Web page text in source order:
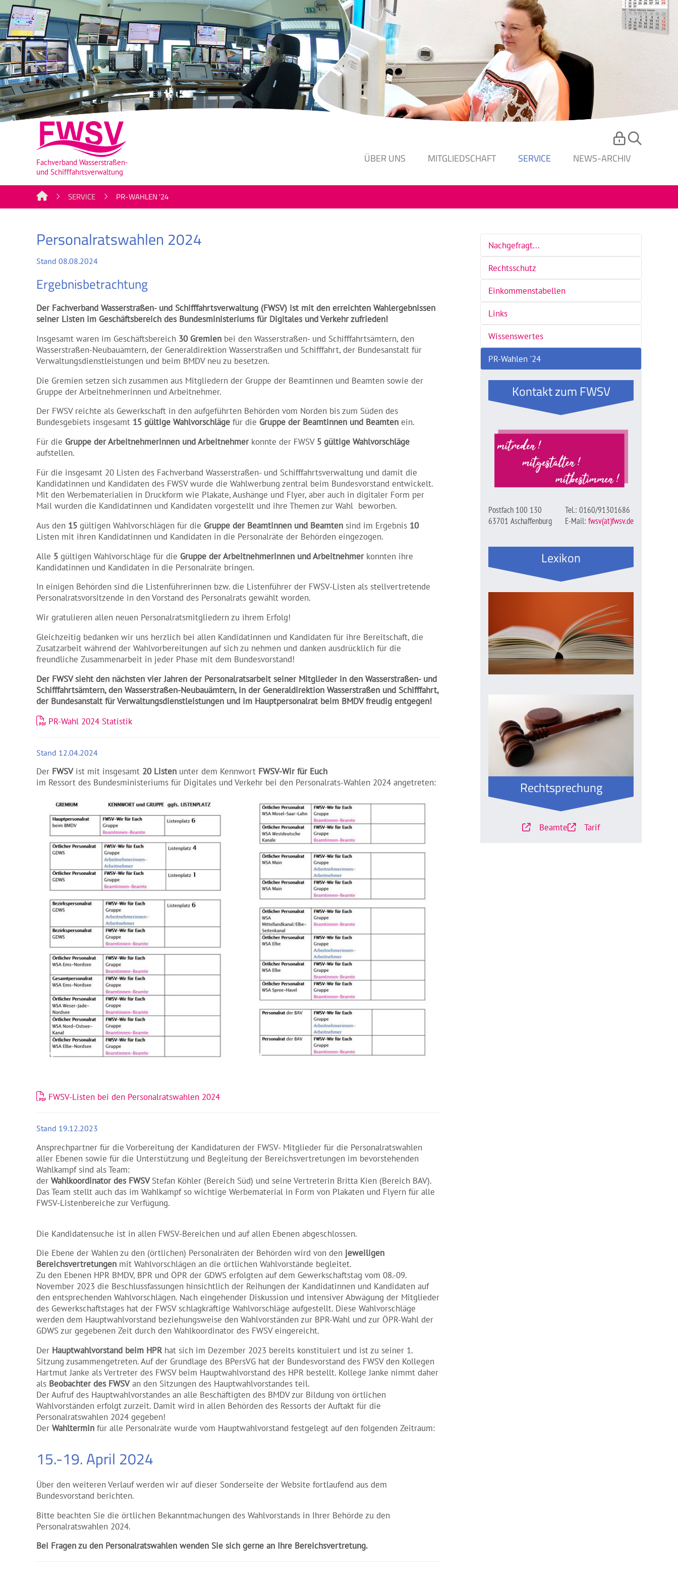
ÜBER UNS MITGLIEDSCHAFT SERVICE NEWS-ARCHIV
SERVICE PR-WAHLEN '24
Personalratswahlen 2024
Stand 08.08.2024
Ergebnisbetrachtung
Der Fachverband Wasserstraßen- und Schifffahrtsverwaltung (FWSV) ist mit den erreichten Wahlergebnissen
seiner Listen im Geschäftsbereich des Bundesministeriums für Digitales und Verkehr zufrieden!
Insgesamt waren im Geschäftsbereich 30 Gremien bei den Wasserstraßen- und Schifffahrtsämtern, den
Wasserstraßen-Neubauämtern, der Generaldirektion Wasserstraßen und Schifffahrt, der Bundesanstalt für
Verwaltungsdienstleistungen und beim BMDV neu zu besetzen.
Die Gremien setzen sich zusammen aus Mitgliedern der Gruppe der Beamtinnen und Beamten sowie der
Gruppe der Arbeitnehmerinnen und Arbeitnehmer.
Der FWSV reichte als Gewerkschaft in den aufgeführten Behörden vom Norden bis zum Süden des
Bundesgebiets insgesamt 15 gültige Wahlvorschläge für die Gruppe der Beamtinnen und Beamten ein.
Für die Gruppe der Arbeitnehmerinnen und Arbeitnehmerkonnte der FWSV 5 gültige Wahlvorschläge
aufstellen.
Für die insgesamt 20 Listen des Fachverband Wasserstraßen- und Schifffahrtsverwaltung und damit die
Kandidatinnen und Kandidaten des FWSV wurde die Wahlwerbung zentral beim Bundesvorstand entwickelt.
Mit den Werbematerialien in Druckform wie Plakate, Aushänge und Flyer, aber auch in digitaler Form per
Mail wurden die Kandidatinnen und Kandidaten vorgestellt und ihre Themen zur Wahl beworben.
Aus den 15 gültigen Wahlvorschlägen für die Gruppe der Beamtinnen und Beamten sind im Ergebnis 10
Listen mit ihren Kandidatinnen und Kandidaten in die Personalräte der Behörden eingezogen.
Alle 5 gültigen Wahlvorschläge für die Gruppe der Arbeitnehmerinnen und Arbeitnehmerkonnten ihre
Kandidatinnen und Kandidaten in die Personalräte bringen.
In einigen Behörden sind die Listenführerinnen bzw. die Listenführer der FWSV-Listen als stellvertretende
Personalratsvorsitzende in den Vorstand des Personalrats gewählt worden.
Wir gratulieren allen neuen Personalratsmitgliedern zu ihrem Erfolg!
Gleichzeitig bedanken wir uns herzlich bei allen Kandidatinnen und Kandidaten für ihre Bereitschaft, die
Zusatzarbeit während der Wahlvorbereitungen auf sich zu nehmen und danken ausdrücklich für die
freundliche Zusammenarbeit in jeder Phase mit dem Bundesvorstand!
Der FWSV sieht den nächsten vier Jahren der Personalratsarbeit seiner Mitglieder in den Wasserstraßen- und
Schifffahrtsämtern, den Wasserstraßen-Neubauämtern, in der Generaldirektion Wasserstraßen und Schifffahrt,
der Bundesanstalt für Verwaltungsdienstleistungen und im Hauptpersonalrat beim BMDV freudig entgegen!
PR-Wahl 2024 Statistik
Stand 12.04.2024
Der FWSVist mit insgesamt 20 Listen unter dem Kennwort FWSV-Wir für Euch
im Ressort des Bundesministeriums für Digitales und Verkehr bei den Personalrats-Wahlen 2024 angetreten:
FWSV-Listen bei den Personalratswahlen 2024
Stand 19.12.2023
Ansprechpartner für die Vorbereitung der Kandidaturen der FWSV- Mitglieder für die Personalratswahlen
aller Ebenen sowie für die Unterstützung und Begleitung der Bereichsvertretungen im bevorstehenden
Wahlkampf sind als Team:
der Wahlkoordinator des FWSVStefan Köhler (Bereich Süd) und seine Vertreterin Britta Kien (Bereich BAV).
Das Team stellt auch das im Wahlkampf so wichtige Werbematerial in Form von Plakaten und Flyern für alle
FWSV-Listenbereiche zur Verfügung.
Die Kandidatensuche ist in allen FWSV-Bereichen und auf allen Ebenen abgeschlossen.
Die Ebene der Wahlen zu den (örtlichen) Personalräten der Behörden wird von den jeweiligen
Bereichsvertretungen mit Wahlvorschlägen an die örtlichen Wahlvorstände begleitet.
Zu den Ebenen HPR BMDV, BPR und ÖPR der GDWS erfolgten auf dem Gewerkschaftstag vom 08.-09.
November 2023 die Beschlussfassungen hinsichtlich der Reihungen der Kandidatinnen und Kandidaten auf
den entsprechenden Wahlvorschlägen. Nach eingehender Diskussion und intensiver Abwägung der Mitglieder
des Gewerkschaftstages hat der FWSV schlagkräftige Wahlvorschläge aufgestellt. Diese Wahlvorschläge
werden dem Hauptwahlvorstand beziehungsweise den Wahlvorständen zur BPR-Wahl und zur ÖPR-Wahl der
GDWS zur gegebenen Zeit durch den Wahlkoordinator des FWSV eingereicht.
Der Hauptwahlvorstand beim HPRhat sich im Dezember 2023 bereits konstituiert und ist zu seiner 1.
Sitzung zusammengetreten. Auf der Grundlage des BPersVG hat der Bundesvorstand des FWSV den Kollegen
Hartmut Janke als Vertreter des FWSV beim Hauptwahlvorstand des HPR bestellt. Kollege Janke nimmt daher
als Beobachter des FWSVan den Sitzungen des Hauptwahlvorstandes teil.
Der Aufruf des Hauptwahlvorstandes an alle Beschäftigten des BMDV zur Bildung von örtlichen
Wahlvorständen erfolgt zurzeit. Damit wird in allen Behörden des Ressorts der Auftakt für die
Personalratswahlen 2024 gegeben!
Der Wahltermin für alle Personalräte wurde vom Hauptwahlvorstand festgelegt auf den folgenden Zeitraum:
15.-19. April 2024
Über den weiteren Verlauf werden wir auf dieser Sonderseite der Website fortlaufend aus dem
Bundesvorstand berichten.
Bitte beachten Sie die örtlichen Bekanntmachungen des Wahlvorstands in Ihrer Behörde zu den
Personalratswahlen 2024.
Bei Fragen zu den Personalratswahlen wenden Sie sich gerne an Ihre Bereichsvertretung.
Nachgefragt...
Rechtsschutz
Einkommenstabellen
Links
Wissenswertes
PR-Wahlen '24
Kontakt zum FWSV
Postfach 100 130
63701 Aschaffenburg
Tel.: 0160/91301686
E-Mail: fwsv(at)fwsv.de
Lexikon
Rechtsprechung
Beamte Tarif